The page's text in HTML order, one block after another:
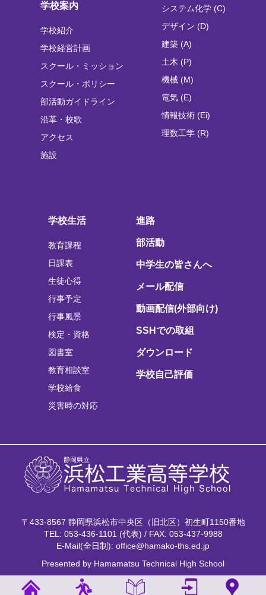
学校案内
学校紹介
学校経営計画
スクール・ミッション
スクール・ポリシー
部活動ガイドライン
沿革・校歌
アクセス
施設
システム化学 (C)
デザイン (D)
建築 (A)
土木 (P)
機械 (M)
電気 (E)
情報技術 (Ei)
理数工学 (R)
学校生活
教育課程
日課表
生徒心得
行事予定
行事風景
検定・資格
図書室
教育相談室
学校給食
災害時の対応
進路
部活動
中学生の皆さんへ
メール配信
動画配信(外部向け)
SSHでの取組
ダウンロード
学校自己評価
〒433-8567 静岡県浜松市中央区（旧北区）初生町1150番地
TEL: 053-436-1101 (代表) / FAX: 053-437-9988
E-Mail(全日制): office@hamako-ths.ed.jp
Presented by Hamamatsu Technical High School